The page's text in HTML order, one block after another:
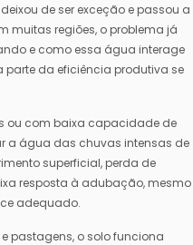
de ser exceção e passou a
muitas regiões, o problema já
e como essa água interage
parte da eficiência produtiva se
ou com baixa capacidade de
a água das chuvas intensas de
superficial, perda de
resposta à adubação, mesmo
adequado.
pastagens, o solo funciona